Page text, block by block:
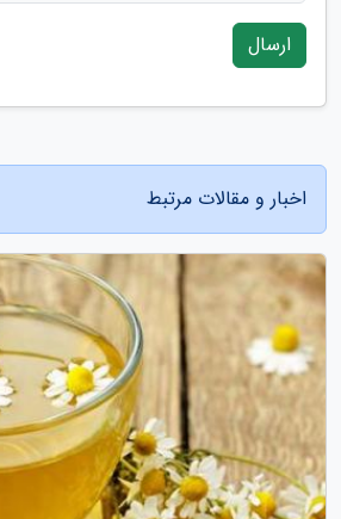
ارسال
اخبار و مقالات مرتبط